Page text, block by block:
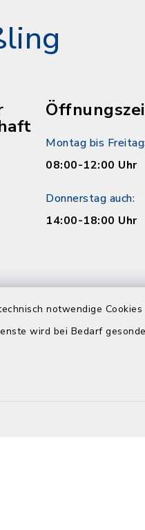
notwendige
wird bei Bedarf
Montag bis
08:00-12:00 Uhr
Donnerstag auch:
14:00-18:00 Uhr